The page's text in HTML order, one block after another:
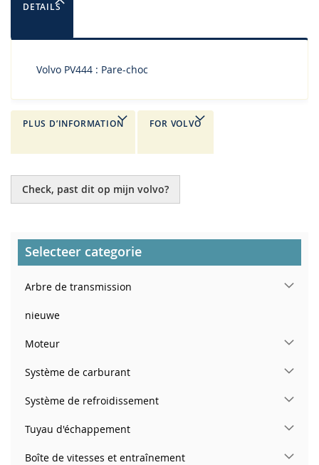
DETAILS
Volvo PV444 : Pare-choc
PLUS D’INFORMATION FOR VOLVO
Check, past dit op mijn volvo?
Selecteer categorie
Arbre de transmission
nieuwe
Moteur
Système de carburant
Système de refroidissement
Tuyau d'échappement
Boîte de vitesses et entraînement